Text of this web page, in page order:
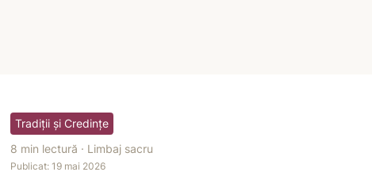
Tradiții și Credințe
8 min lectură · Limbaj sacru
Publicat: 19 mai 2026